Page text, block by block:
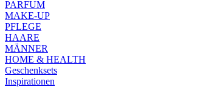
PARFUM
MAKE-UP
PFLEGE
HAARE
MÄNNER
HOME & HEALTH
Geschenksets
Inspirationen